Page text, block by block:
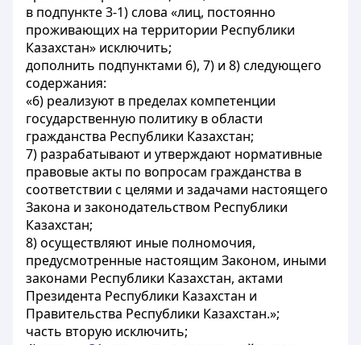
в подпункте 3-1) слова «лиц, постоянно
проживающих на территории Республики
Казахстан» исключить;
дополнить подпунктами 6), 7) и 8) следующего
содержания:
«6) реализуют в пределах компетенции
государственную политику в области
гражданства Республики Казахстан;
7) разрабатывают и утверждают нормативные
правовые акты по вопросам гражданства в
соответствии с целями и задачами настоящего
Закона и законодательством Республики
Казахстан;
8) осуществляют иные полномочия,
предусмотренные настоящим Законом, иными
законами Республики Казахстан, актами
Президента Республики Казахстан и
Правительства Республики Казахстан.»;
часть вторую исключить;